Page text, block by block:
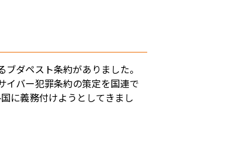
ダペスト条約がありました。
イバー犯罪条約の策定を国連で
に義務付けようとしてきまし